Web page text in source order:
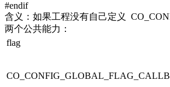
#endif
含义：如果工程没有自己定义
两个公共能力：
flag